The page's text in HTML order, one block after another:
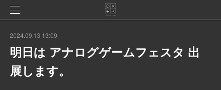
2024.09.13 13:09
明日は アナログゲームフェスタ 出
展します。